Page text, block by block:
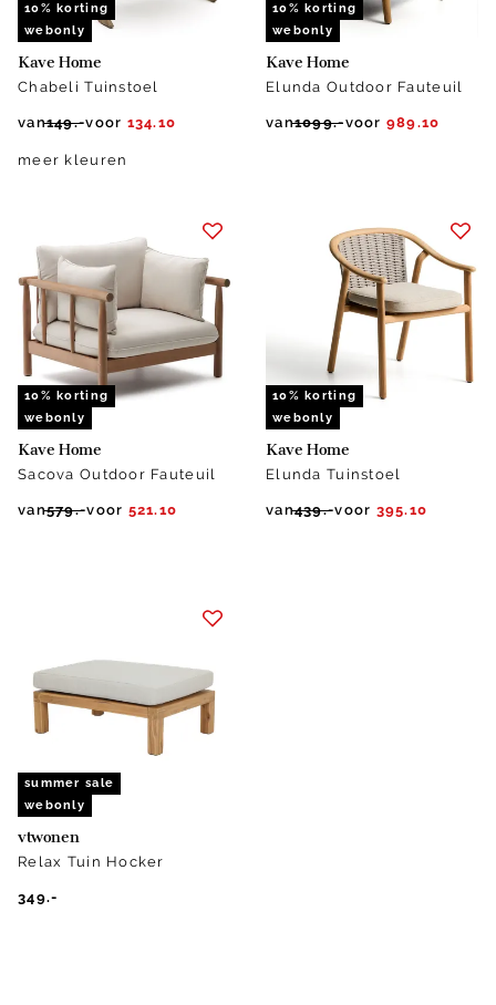
10% korting
webonly
Kave Home
Chabeli Tuinstoel
van149.-voor 134.10
meer kleuren
10% korting
webonly
Kave Home
Elunda Outdoor Fauteuil
van1099.-voor 989.10
10% korting
webonly
Kave Home
Sacova Outdoor Fauteuil
van579.-voor 521.10
10% korting
webonly
Kave Home
Elunda Tuinstoel
van439.-voor 395.10
summer sale
webonly
vtwonen
Relax Tuin Hocker
349.-